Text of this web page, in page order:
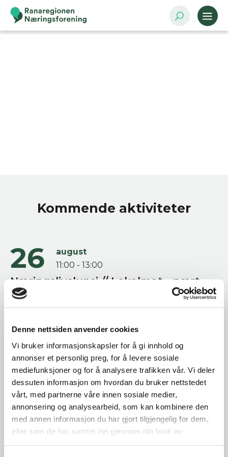
Denne nettsiden anvender cookies
Vi bruker informasjonskapsler for å gi innhold og
annonser et personlig preg, for å levere sosiale
mediefunksjoner og for å analysere trafikken vår. Vi deler
dessuten informasjon om hvordan du bruker nettstedet
vårt, med partnerne våre innen sosiale medier,
annonsering og analysearbeid, som kan kombinere den
med annen informasjon du har gjort tilgjengelig for dem,
eller som de har samlet inn gjennom din bruk av
Kommende aktiviteter
26
august
11:00 - 13:00
Næringslivslunsj // Lokalmat - nært,
ekte og viktig
en annerledes næringslivslunsj der smak...
03
september
09:00 - 11:00
Samarbeidsforum for byutvikling //
Byrom som begeistrer!